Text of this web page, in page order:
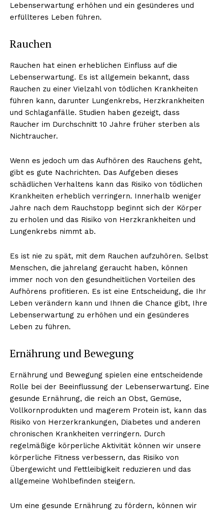
Lebenserwartung erhöhen und ein gesünderes und
erfüllteres Leben führen.
Rauchen
Rauchen hat einen erheblichen Einfluss auf die
Lebenserwartung. Es ist allgemein bekannt, dass
Rauchen zu einer Vielzahl von tödlichen Krankheiten
führen kann, darunter Lungenkrebs, Herzkrankheiten
und Schlaganfälle. Studien haben gezeigt, dass
Raucher im Durchschnitt 10 Jahre früher sterben als
Nichtraucher.
Wenn es jedoch um das Aufhören des Rauchens geht,
gibt es gute Nachrichten. Das Aufgeben dieses
schädlichen Verhaltens kann das Risiko von tödlichen
Krankheiten erheblich verringern. Innerhalb weniger
Jahre nach dem Rauchstopp beginnt sich der Körper
zu erholen und das Risiko von Herzkrankheiten und
Lungenkrebs nimmt ab.
Es ist nie zu spät, mit dem Rauchen aufzuhören. Selbst
Menschen, die jahrelang geraucht haben, können
immer noch von den gesundheitlichen Vorteilen des
Aufhörens profitieren. Es ist eine Entscheidung, die Ihr
Leben verändern kann und Ihnen die Chance gibt, Ihre
Lebenserwartung zu erhöhen und ein gesünderes
Leben zu führen.
Ernährung und Bewegung
Ernährung und Bewegung spielen eine entscheidende
Rolle bei der Beeinflussung der Lebenserwartung. Eine
gesunde Ernährung, die reich an Obst, Gemüse,
Vollkornprodukten und magerem Protein ist, kann das
Risiko von Herzerkrankungen, Diabetes und anderen
chronischen Krankheiten verringern. Durch
regelmäßige körperliche Aktivität können wir unsere
körperliche Fitness verbessern, das Risiko von
Übergewicht und Fettleibigkeit reduzieren und das
allgemeine Wohlbefinden steigern.
Um eine gesunde Ernährung zu fördern, können wir